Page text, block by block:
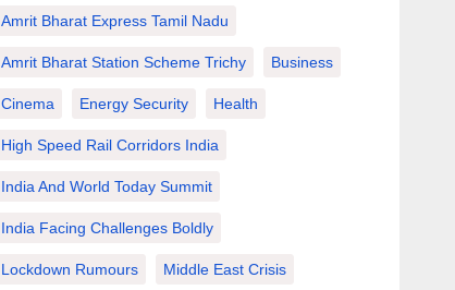
Amrit Bharat Express Tamil Nadu
Amrit Bharat Station Scheme Trichy Business
Cinema Energy Security Health
High Speed Rail Corridors India
India And World Today Summit
India Facing Challenges Boldly
Lockdown Rumours Middle East Crisis